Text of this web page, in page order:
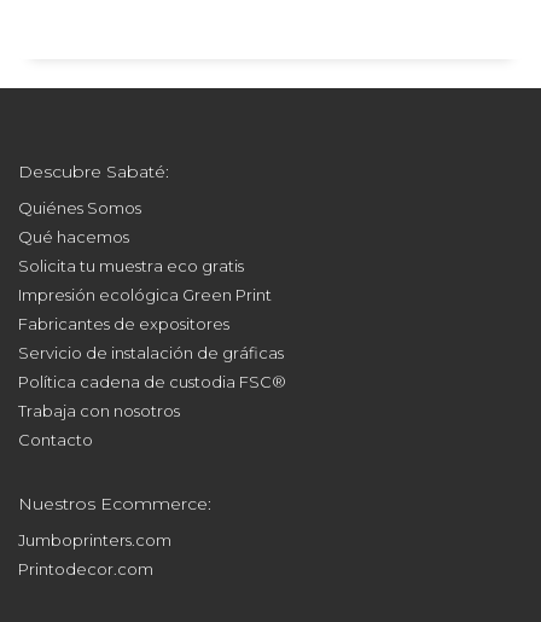
Descubre Sabaté:
Quiénes Somos
Qué hacemos
Solicita tu muestra eco gratis
Impresión ecológica Green Print
Fabricantes de expositores
Servicio de instalación de gráficas
Política cadena de custodia FSC®
Trabaja con nosotros
Contacto
Nuestros Ecommerce:
Jumboprinters.com
Printodecor.com